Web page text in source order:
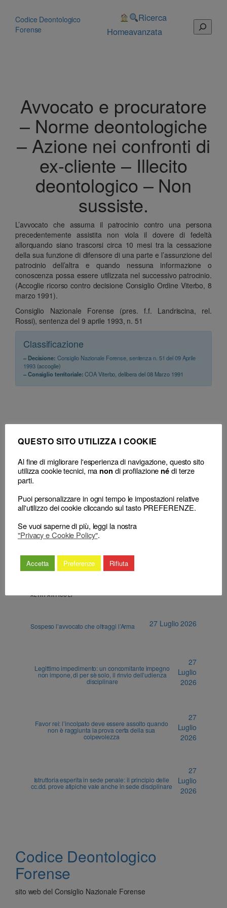
contenuto
Codice Deontologico
Forense
Home
Ricerca
avanzata
Cerca
Avvocato e procuratore
– Norme deontologiche
– Azione nei confronti di
ex-cliente – Illecito
deontologico – Non
sussiste.
L’avvocato che assuma il patrocinio contro una persona
precedentemente assistita non viola il dovere di fedeltà
allorquando siano trascorsi circa 10 mesi tra la cessazione
della sua funzione di difensore di una parte e l’assunzione del
patrocinio dell’altra e quando nessuna informazione o
conoscenza possa essere utilizzata nel successivo patrocinio.
(Accoglie ricorso contro decisione Consiglio Ordine Viterbo, 8
marzo 1991).
Consiglio Nazionale Forense (pres. f.f. Landriscina, rel.
Rossi), sentenza del 9 aprile 1993, n. 51
Classificazione
– Decisione: Consiglio Nazionale Forense, sentenza n. 51 del 09 Aprile
1993(accoglie)
– Consiglio territoriale:COA Viterbo, delibera del 08 Marzo 1991
← Avvocato e procuratore
– Norme deontologiche –
Principi generali – Divieto di
uso di espressioni
sconvenienti od offensive –
Avvocato e procuratore – Norme
deontologiche – Principi generali
sconvenienti od offensive –
Illecito deontologico – Non
ALTRI ARTICOLI
Sospeso l’avvocato che oltraggi l’Arma 27 Luglio 2026
Legittimo impedimento: un concomitante impegno
non impone, di per sè solo, il rinvio dell’udienza
disciplinare
27
Luglio
2026
Favor rei: l’incolpato deve essere assolto quando
non è raggiunta la prova certa della sua
colpevolezza
27
Luglio
2026
Istruttoria esperita in sede penale: il principio delle
cc.dd. prove atipiche vale anche in sede disciplinare
27
Luglio
2026
Codice Deontologico
Forense
sito web del Consiglio Nazionale Forense
QUESTO SITO UTILIZZA I COOKIE
Al fine di migliorare l'esperienza di navigazione, questo sito
utilizza cookie tecnici, ma non di profilazione nédi terze
parti.
Puoi personalizzare in ogni tempo le impostazioni relative
all'utilizzo dei cookie cliccando sul tasto PREFERENZE.
Se vuoi saperne di più, leggi la nostra
"Privacy e Cookie Policy".
Accetta Preferenze Rifiuta